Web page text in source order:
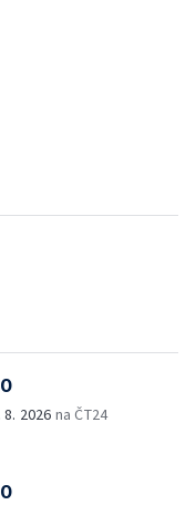
8. 2026 na ČT24